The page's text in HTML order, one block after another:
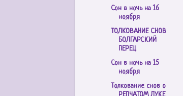
Сон в ночь на 16
ноября
ТОЛКОВАНИЕ СНОВ
БОЛГАРСКИЙ
ПЕРЕЦ
Сон в ночь на 15
ноября
Толкование снов о